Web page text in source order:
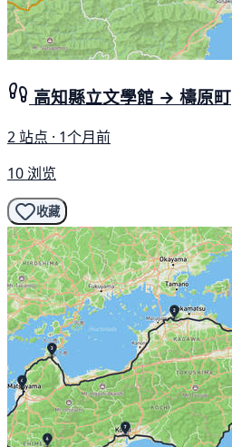
高知縣立文學館 → 檮原町
2 站点 · 1个月前
10 浏览
收藏